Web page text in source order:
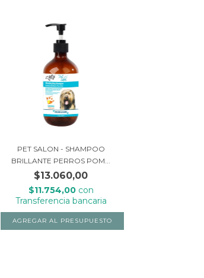
PET SALON - SHAMPOO
BRILLANTE PERROS POM...
$13.060,00
$11.754,00 con
Transferencia bancaria